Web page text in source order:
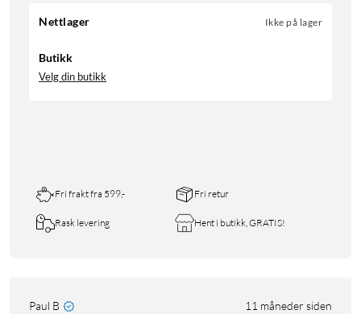
Nettlager Ikke på lager
Butikk
Velg din butikk
Fri frakt fra 599,- Fri retur
Rask levering Hent i butikk, GRATIS!
Paul B 11 måneder siden